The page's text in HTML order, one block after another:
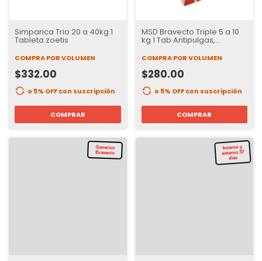
Simparica Trio 20 a 40kg 1
Tableta zoetis
COMPRA POR VOLUMEN
$332.00
o 5% OFFcon suscripción
COMPRAR
MSD Bravecto Triple 5 a 10
kg 1 Tab Antipulgas,
Garrapatas e internos | 37
días de Protección
COMPRA POR VOLUMEN
$280.00
o 5% OFFcon suscripción
COMPRAR
Generico
Bravecto
Interno y
externo 37
dias